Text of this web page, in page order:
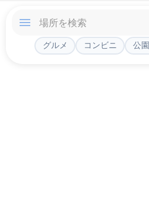
グルメ コンビニ 公園